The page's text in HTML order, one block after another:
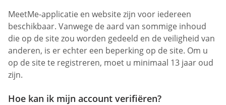
MeetMe-applicatie en website zijn voor iedereen
beschikbaar. Vanwege de aard van sommige inhoud
die op de site zou worden gedeeld en de veiligheid van
anderen, is er echter een beperking op de site. Om u
op de site te registreren, moet u minimaal 13 jaar oud
zijn.
Hoe kan ik mijn account verifiëren?